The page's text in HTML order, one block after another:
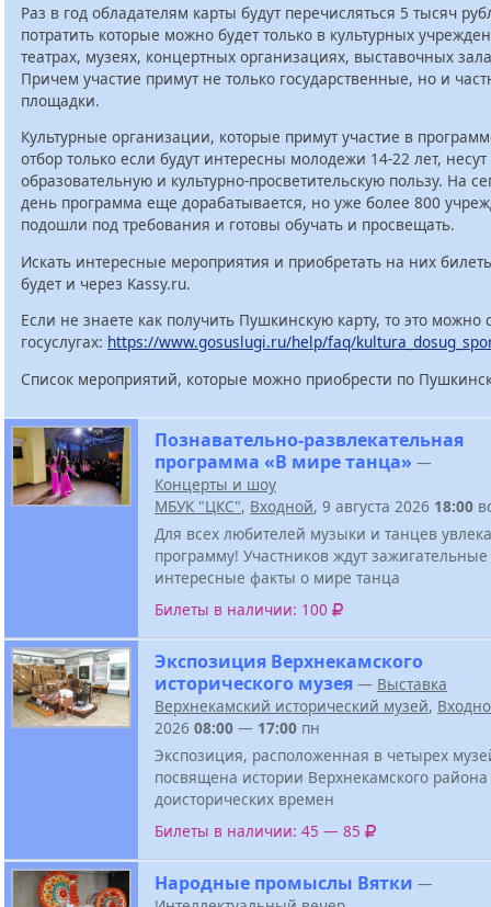
Раз в год обладателям карты будут перечисляться 5 тысяч
потратить которые можно будет только в культурных
театрах, музеях, концертных организациях, выставочных
Причем участие примут не только государственные, но и
площадки.
Культурные организации, которые примут участие в
отбор только если будут интересны молодежи 14-22 лет,
образовательную и культурно-просветительскую пользу. На
день программа еще дорабатывается, но уже более 800
подошли под требования и готовы обучать и просвещать.
Искать интересные мероприятия и приобретать на них
будет и через Kassy.ru.
Если не знаете как получить Пушкинскую карту, то это можно
госуслугах: https://www.gosuslugi.ru/help/faq/
Список мероприятий, которые можно приобрести по
Познавательно-развлекательная
программа «В мире танца» —
Концерты и шоу
МБУК "ЦКС", Входной, 9 августа 2026 18:00
Для всех любителей музыки и танцев
программу! Участников ждут
интересные факты о мире танца
Билеты в наличии: 100
Экспозиция Верхнекамского
исторического музея — Выставка
Верхнекамский исторический музей,
2026 08:00 — 17:00 пн
Экспозиция, расположенная в четырех
посвящена истории Верхнекамского района
доисторических времен
Билеты в наличии: 45 — 85
Народные промыслы Вятки —